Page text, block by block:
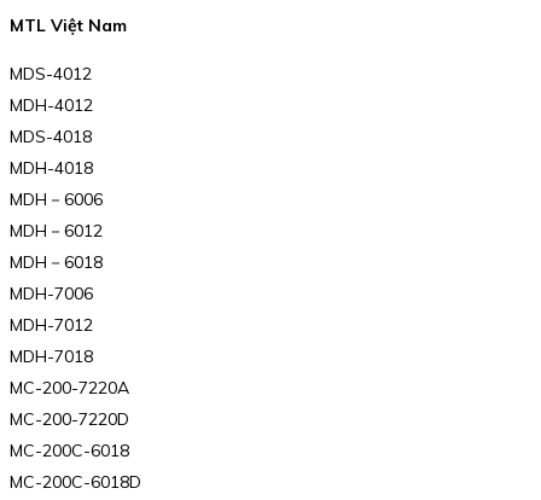
MTL Việt Nam
MDS-4012
MDH-4012
MDS-4018
MDH-4018
MDH－6006
MDH－6012
MDH－6018
MDH-7006
MDH-7012
MDH-7018
MC-200-7220A
MC-200-7220D
MC-200C-6018
MC-200C-6018D